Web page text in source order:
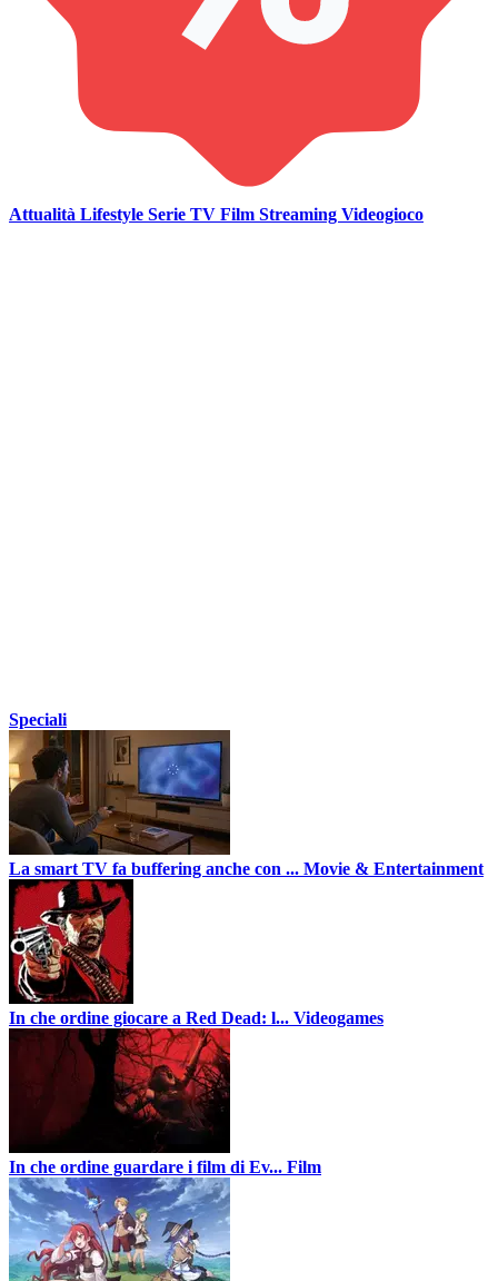
Attualità Lifestyle Serie TV Film Streaming Videogioco
Speciali
La smart TV fa buffering anche con ... Movie & Entertainment
In che ordine giocare a Red Dead: l... Videogames
In che ordine guardare i film di Ev... Film